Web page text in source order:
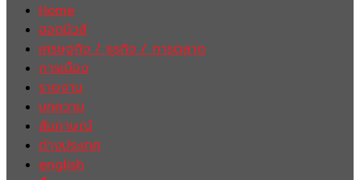
Home
ฮอตนิวส์
เศรษฐกิจ / ธุรกิจ / การตลาด
การเมือง
รายงาน
บทความ
สัมภาษณ์
ต่างประเทศ
english